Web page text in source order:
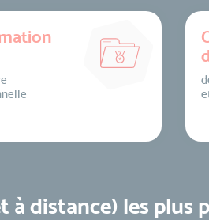
distance) les plus